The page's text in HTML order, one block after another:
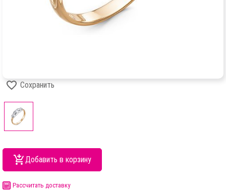
Сохранить
Добавить в корзину
Рассчитать доставку